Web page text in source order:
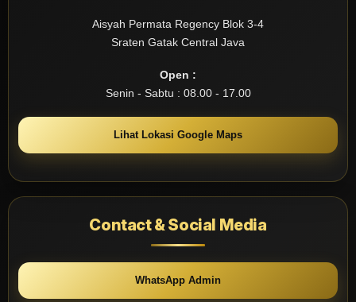
Aisyah Permata Regency Blok 3-4
Sraten Gatak Central Java
Open :
Senin - Sabtu : 08.00 - 17.00
Lihat Lokasi Google Maps
Contact & Social Media
WhatsApp Admin